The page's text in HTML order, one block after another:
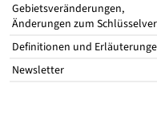
Gebietsveränderungen,
Änderungen zum
Definitionen und
Newsletter